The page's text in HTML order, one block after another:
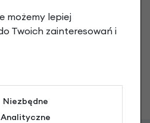
do tego produktu? A Ty o
pytanie
możemy lepiej
Twoich zainteresowań i
Niezbędne
Analityczne